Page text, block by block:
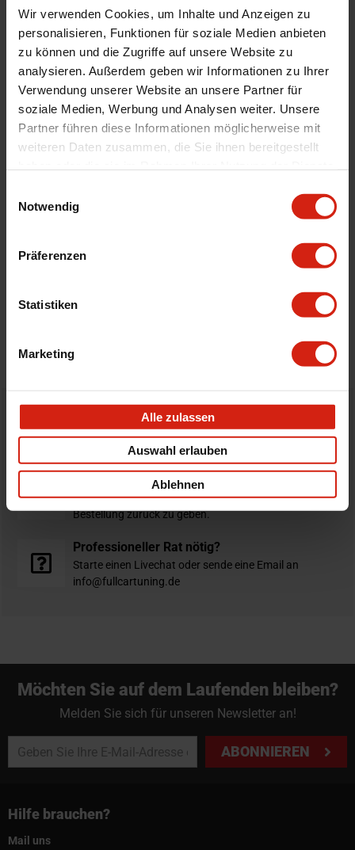
Wir verwenden Cookies, um Inhalte und Anzeigen zu
personalisieren, Funktionen für soziale Medien anbieten
zu können und die Zugriffe auf unsere Website zu
analysieren. Außerdem geben wir Informationen zu Ihrer
Verwendung unserer Website an unsere Partner für
soziale Medien, Werbung und Analysen weiter. Unsere
Partner führen diese Informationen möglicherweise mit
weiteren Daten zusammen, die Sie ihnen bereitgestellt
Notwendig
Präferenzen
Statistiken
Marketing
Alle zulassen
Auswahl erlauben
Ablehnen
Automarkenname
Ford
Automodell Name
Focus
Universal
Nein
Herstellercodes
MMOC-RS-16SL, MMOC-RS-16BK
Materialstärken
9.8 mm
Bewertungen
STELLE EINE FRAGE
Bestellt vor 16:00 Uhr
verschickt am selben Tag
Nicht zufrieden?
Du hast immer eine 14-tägige Rückgabefrist um deine
Bestellung zurück zu geben.
Professioneller Rat nötig?
Starte einen Livechat oder sende eine Email an
info@fullcartuning.de
Möchten Sie auf dem Laufenden bleiben?
Melden Sie sich für unseren Newsletter an!
ABONNIEREN
Hilfe brauchen?
Mail uns